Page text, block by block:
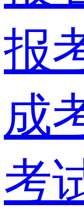
报
成
考